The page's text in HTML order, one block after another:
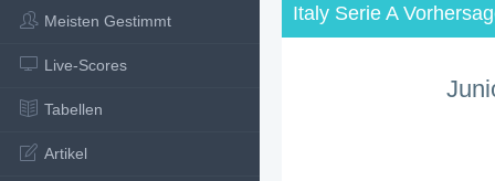
Meisten Gestimmt
Live-Scores
Tabellen
Artikel
Italy Serie A